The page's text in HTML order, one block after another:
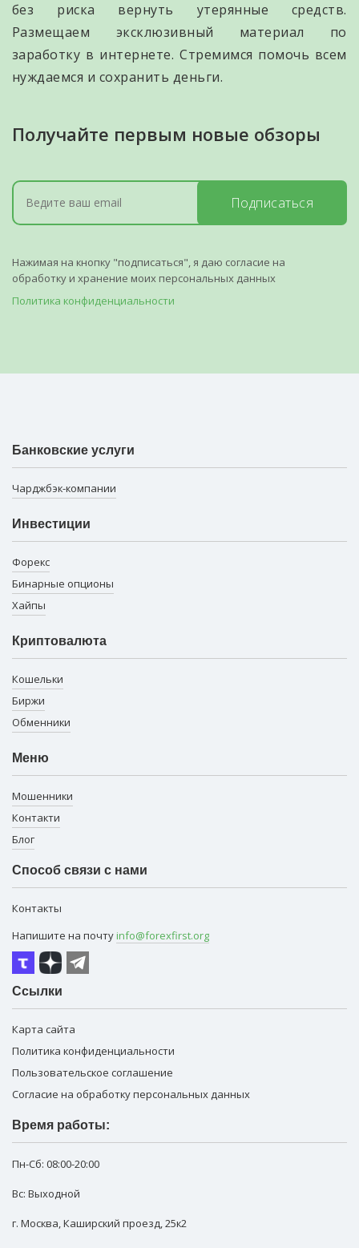
без риска вернуть утерянные средств.
Размещаем эксклюзивный материал по
заработку в интернете. Стремимся помочь всем
нуждаемся и сохранить деньги.
Получайте первым новые обзоры
Подписаться
Нажимая на кнопку "подписаться", я даю согласие на
обработку и хранение моих персональных данных
Политика конфиденциальности
Банковские услуги
Чарджбэк-компании
Инвестиции
Форекс
Бинарные опционы
Хайпы
Криптовалюта
Кошельки
Биржи
Обменники
Меню
Мошенники
Контакти
Блог
Способ связи с нами
Контакты
Напишите на почту info@forexfirst.org
Ссылки
Карта сайта
Политика конфиденциальности
Пользовательское соглашение
Согласие на обработку персональных данных
Время работы:
Пн-Сб: 08:00-20:00
Вс: Выходной
г. Москва Каширский проезд, 25к2